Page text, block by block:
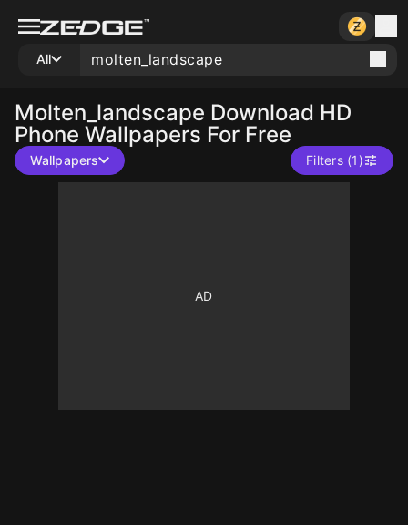
All
Molten_landscape Download HD
Phone Wallpapers For Free
Wallpapers Filters (1)
10 10